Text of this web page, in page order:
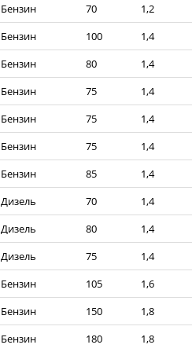
Бензин 70
1,2
Бензин 100
1,4
Бензин 80
1,4
Бензин 75
1,4
Бензин 75
1,4
Бензин 75
1,4
Бензин 85
1,4
Дизель 70
1,4
Дизель 80
1,4
Дизель 75
1,4
Бензин 105
1,6
Бензин 150
1,8
Бензин 180
1,8